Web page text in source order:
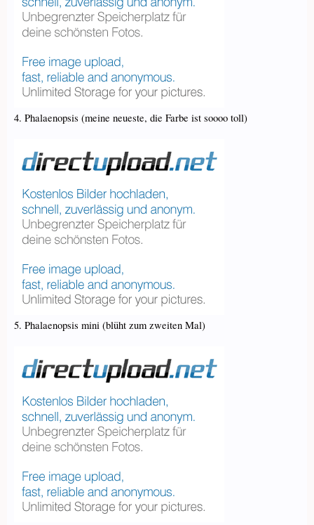
4. Phalaenopsis (meine neueste, die Farbe ist soooo toll)
5. Phalaenopsis mini (blüht zum zweiten Mal)